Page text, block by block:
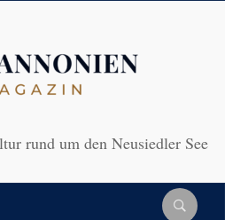
rund um den Neusiedler See